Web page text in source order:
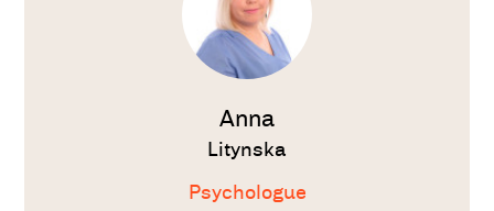
Anna
Litynska
Psychologue